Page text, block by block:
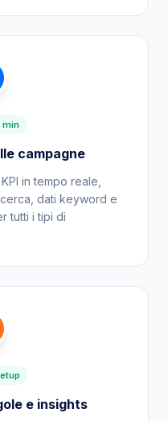
min
campagne
in tempo reale,
dati keyword e
tutti i tipi di
e insights